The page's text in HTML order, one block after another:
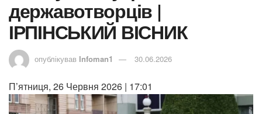
державотворців |
ІРПІНСЬКИЙ ВІСНИК
опублікував Infoman1 30.06.2026
П’ятниця, 26 Червня 2026 | 17:01